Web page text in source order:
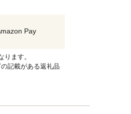
Pay
ます。
記載がある返礼品